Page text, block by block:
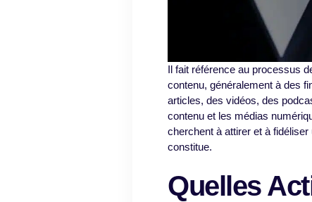
Il fait référence au processus
contenu, généralement à des
articles, des vidéos, des
contenu et les médias
cherchent à attirer et à
constitue.
Quelles